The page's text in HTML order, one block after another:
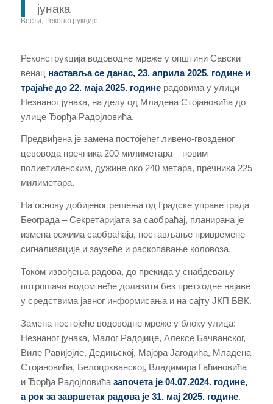
јунака
Вести Реконструкције
Реконструкција водоводне мреже у општини Савски
венац наставља се данас, 23. априла 2025. године и
трајаће до 22. маја 2025. годинерадовима у улици
Незнаног јунака, на делу од Младена Стојановића до
улице Ђорђа Радојловића.
Предвиђена је замена постојећег ливено-гвозденог
цевовода пречника 200 милиметара – новим
полиетиленским, дужине око 240 метара, пречника 225
милиметара.
На основу добијеног решења од Градске управе града
Београда – Секретаријата за саобраћај, планирана је
измена режима саобраћаја, постављање привремене
сигнализације и заузеће и раскопавање коловоза.
Током извођења радова, до прекида у снабдевању
потрошача водом неће долазити без претходне најаве
у средствима јавног информисања и на сајту ЈКП БВК.
Замена постојеће водоводне мреже у блоку улица:
Незнаног јунака, Малог Радојице, Алексe Бачванског,
Виле Равијојле, Дедињској, Мајора Јагодића, Младена
Стојановића, Белоцркванској, Владимира Гаћиновића
и Ђорђа Радојловића започета је 04.07.2024. године,
а рок за завршетак радова је 31. мај 2025. године.